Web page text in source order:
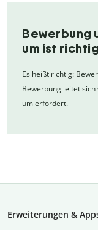
Bewerbung
um ist
Es heißt richtig:
Bewerbung leitet
um erfordert.
Erweiterungen &